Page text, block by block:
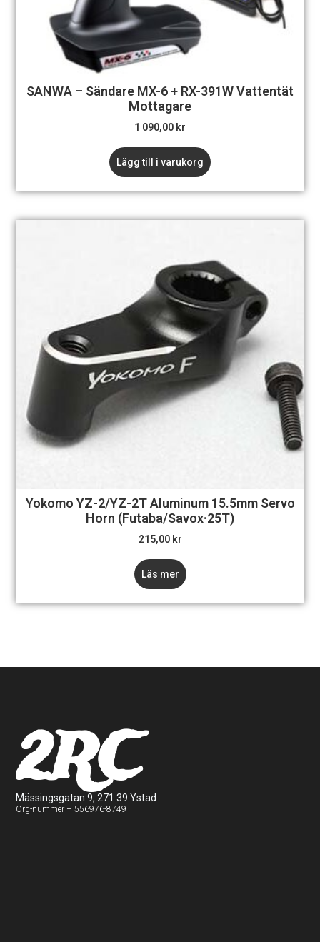
SANWA – Sändare MX-6 + RX-391W Vattentät
Mottagare
1 090,00 kr
Lägg till i varukorg
Yokomo YZ-2/YZ-2T Aluminum 15.5mm Servo
Horn (Futaba/Savox·25T)
215,00 kr
Läs mer
2RC
Mässingsgatan 9, 271 39 Ystad
Org-nummer – 556976-8749